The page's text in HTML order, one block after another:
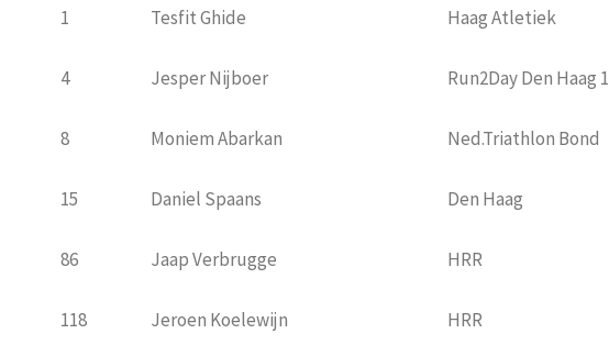
1 Tesfit Ghide Haag Atletiek
4 Jesper Nijboer Run2Day Den Haag 1
8 Moniem Abarkan Ned.Triathlon Bond
15 Daniel Spaans Den Haag
86 Jaap Verbrugge HRR
118 Jeroen Koelewijn HRR